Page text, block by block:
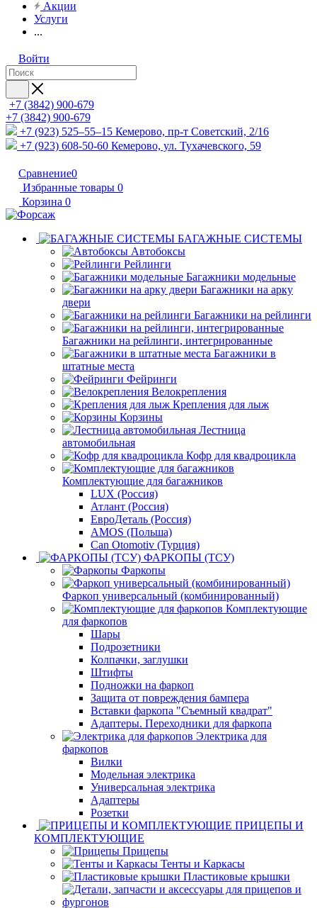
Акции
Услуги
...
Войти
+7 (3842) 900-679
+7 (3842) 900-679
+7 (923) 525–55–15 Кемерово, пр-т Советский, 2/16
+7 (923) 608-50-60 Кемерово, ул. Тухачевского, 59
Сравнение0
Избранные товары 0
Корзина 0
БАГАЖНЫЕ СИСТЕМЫ
Автобоксы
Рейлинги
Багажники модельные
Багажники на арку
двери
Багажники на рейлинги
Багажники на рейлинги, интегрированные
Багажники в
штатные места
Фейринги
Велокрепления
Крепления для лыж
Корзины
Лестница
автомобильная
Кофр для квадроцикла
Комплектующие для багажников
LUX (Россия)
Атлант (Россия)
ЕвроДеталь (Россия)
AMOS (Польша)
Can Otomotiv (Турция)
ФАРКОПЫ (ТСУ)
Фаркопы
Фаркоп универсальный (комбинированный)
Комплектующие
для фаркопов
Шары
Подрозетники
Колпачки, заглушки
Штифты
Подножки на фаркоп
Защита от повреждения бампера
Вставки фаркопа "Съемный квадрат"
Адаптеры. Переходники для фаркопа
Электрика для
фаркопов
Вилки
Модельная электрика
Универсальная электрика
Адаптеры
Розетки
ПРИЦЕПЫ И
КОМПЛЕКТУЮЩИЕ
Прицепы
Тенты и Каркасы
Пластиковые крышки